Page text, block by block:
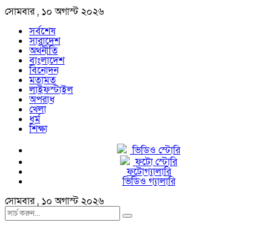
সোমবার , ১০ অগাস্ট ২০২৬
সর্বশেষ
সারাদেশ
অর্থনীতি
বাংলাদেশ
বিনোদন
মতামত
লাইফস্টাইল
অপরাধ
খেলা
ধর্ম
শিক্ষা
ভিডিও স্টোরি
ফটো স্টোরি
ফটোগ্যালারি
ভিডিও গ্যালারি
সোমবার , ১০ অগাস্ট ২০২৬